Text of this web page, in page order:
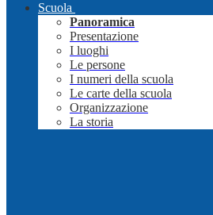
Scuola
Panoramica
Presentazione
I luoghi
Le persone
I numeri della scuola
Le carte della scuola
Organizzazione
La storia